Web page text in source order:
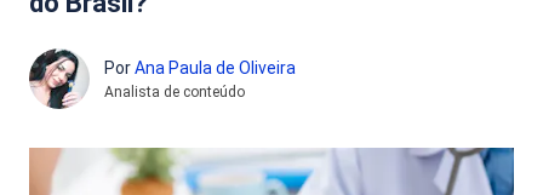
PorAna Paula de Oliveira
Analista de conteúdo